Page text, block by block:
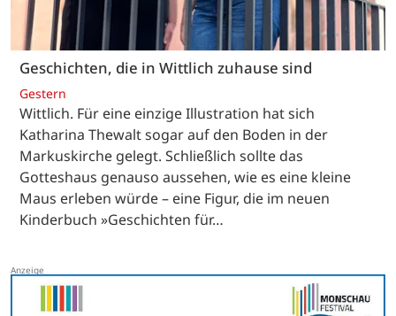
Geschichten, die in Wittlich zuhause sind
Gestern
Wittlich. Für eine einzige Illustration hat sich
Katharina Thewalt sogar auf den Boden in der
Markuskirche gelegt. Schließlich sollte das
Gotteshaus genauso aussehen, wie es eine kleine
Maus erleben würde – eine Figur, die im neuen
Kinderbuch »Geschichten für…